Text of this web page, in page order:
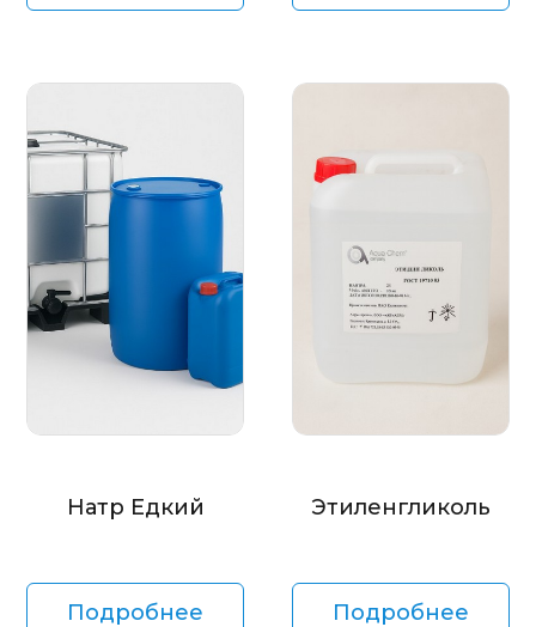
Натр Едкий
Подробнее
Этиленгликоль
Подробнее